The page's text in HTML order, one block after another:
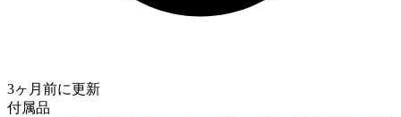
3ヶ月前に更新
付属品